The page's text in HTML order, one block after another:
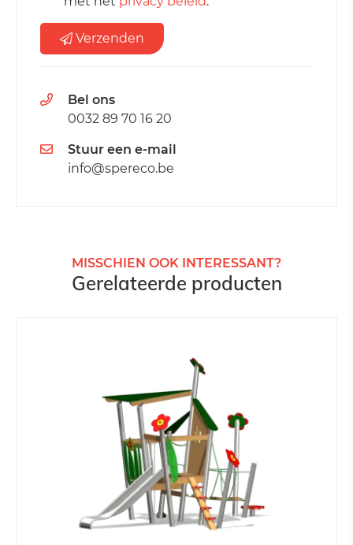
Verzenden
Bel ons
0032 89 70 16 20
Stuur een e-mail
info@spereco.be
MISSCHIEN OOK INTERESSANT?
Gerelateerde producten